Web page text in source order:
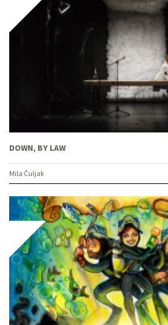
DOWN, BY LAW
Mila Čuljak